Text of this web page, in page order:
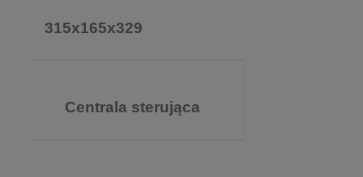
315x165x329
Centrala sterująca